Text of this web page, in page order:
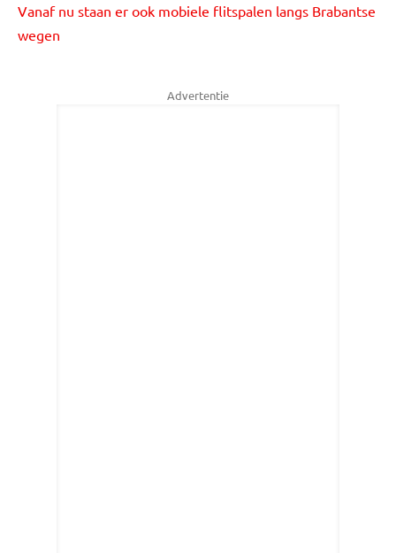
Vanaf nu staan er ook mobiele flitspalen langs Brabantse
wegen
Advertentie